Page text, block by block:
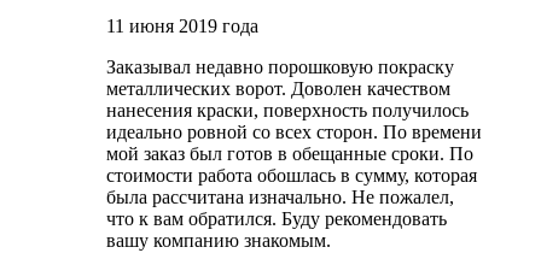
11 июня 2019 года
Заказывал недавно порошковую покраску
металлических ворот. Доволен качеством
нанесения краски, поверхность получилось
идеально ровной со всех сторон. По времени
мой заказ был готов в обещанные сроки. По
стоимости работа обошлась в сумму, которая
была рассчитана изначально. Не пожалел,
что к вам обратился. Буду рекомендовать
вашу компанию знакомым.